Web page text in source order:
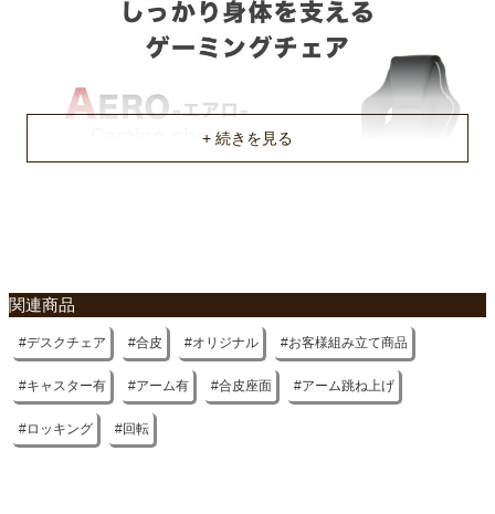
約35x56x60(cm)
約15.6kg
中国
関連商品
デスクチェア 合皮 オリジナル お客様組み立て商品
キャスター有 アーム有 合皮座面 アーム跳ね上げ
ロッキング 回転